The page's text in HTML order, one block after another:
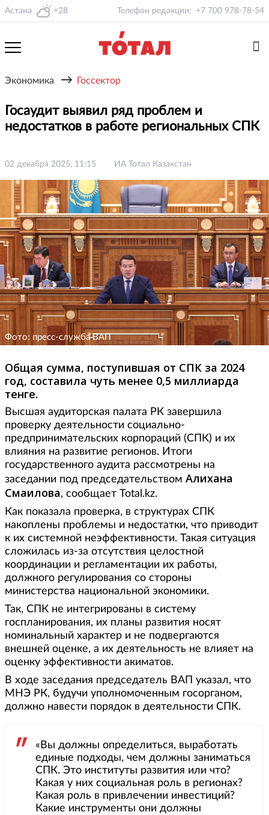
Астана +28 Телефон редакции: +7 700 978-78-54
Экономика → Госсектор
Госаудит выявил ряд проблем и
недостатков в работе региональных СПК
02 декабря 2025, 11:15 ИА Тотал Казахстан
Фото: пресс-служба ВАП
Общая сумма, поступившая от СПК за 2024
год, составила чуть менее 0,5 миллиарда
тенге.
Высшая аудиторская палата РК завершила
проверку деятельности социально-
предпринимательских корпораций (СПК) и их
влияния на развитие регионов. Итоги
государственного аудита рассмотрены на
заседании под председательством Алихана
Смаилова, сообщает Total.kz.
Как показала проверка, в структурах СПК
накоплены проблемы и недостатки, что приводит
к их системной неэффективности. Такая ситуация
сложилась из-за отсутствия целостной
координации и регламентации их работы,
должного регулирования со стороны
министерства национальной экономики.
Так, СПК не интегрированы в систему
госпланирования, их планы развития носят
номинальный характер и не подвергаются
внешней оценке, а их деятельность не влияет на
оценку эффективности акиматов.
В ходе заседания председатель ВАП указал, что
МНЭ РК, будучи уполномоченным госорганом,
должно навести порядок в деятельности СПК.
«Вы должны определиться, выработать
единые подходы, чем должны заниматься
СПК. Это институты развития или что?
Какая у них социальная роль в регионах?
Какая роль в привлечении инвестиций?
Какие инструменты они должны